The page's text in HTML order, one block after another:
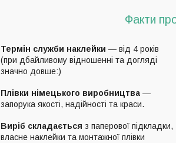
Факти
Термін служби наклейки — від 4 років
(при дбайливому відношенні та догляді
значно довше:)
Плівки німецького виробництва —
запорука якості, надійності та краси.
Виріб складається з паперової підкладки,
власне наклейки та монтажної плівки